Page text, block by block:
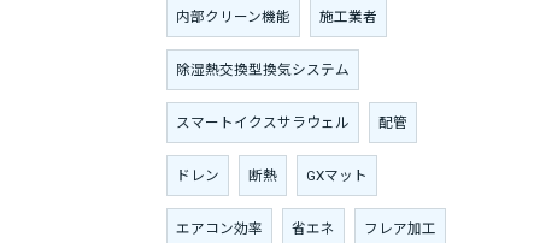
内部クリーン機能 施工業者
除湿熱交換型換気システム
スマートイクスサラウェル 配管
ドレン 断熱 GXマット
エアコン効率 省エネ フレア加工